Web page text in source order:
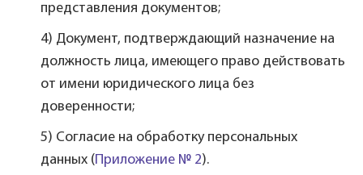
представления документов;
4) Документ, подтверждающий назначение на
должность лица, имеющего право действовать
от имени юридического лица без
доверенности;
5) Согласие на обработку персональных
данных (Приложение № 2).